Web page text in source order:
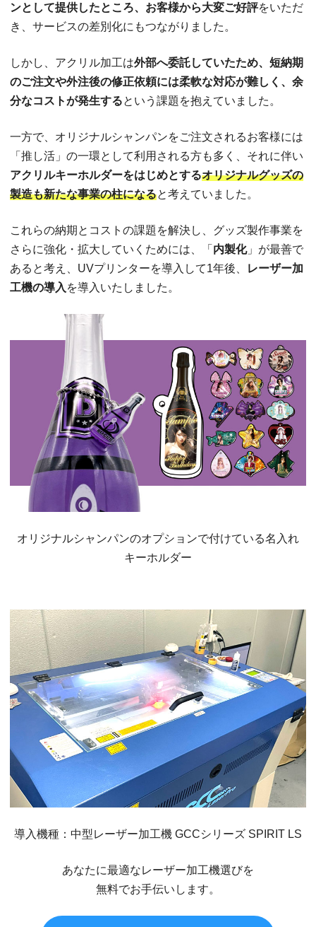
ンとして提供したところ、お客様から大変ご好評をいただ
き、サービスの差別化にもつながりました。
しかし、アクリル加工は外部へ委託していたため、短納期
のご注文や外注後の修正依頼には柔軟な対応が難しく、余
分なコストが発生するという課題を抱えていました。
一方で、オリジナルシャンパンをご注文されるお客様には
「推し活」の一環として利用される方も多く、それに伴い
アクリルキーホルダーをはじめとするオリジナルグッズの
製造も新たな事業の柱になると考えていました。
これらの納期とコストの課題を解決し、グッズ製作事業を
さらに強化・拡大していくためには、「 内製化」が最善で
あると考え、UVプリンターを導入して1年後、
レーザー加
工機の導入 を導入いたしました。
オリジナルシャンパンのオプションで付けている名入れ
キーホルダー
導入機種：中型レーザー加工機 GCCシリーズ SPIRIT LS
あなたに最適なレーザー加工機選びを
無料でお手伝いします。